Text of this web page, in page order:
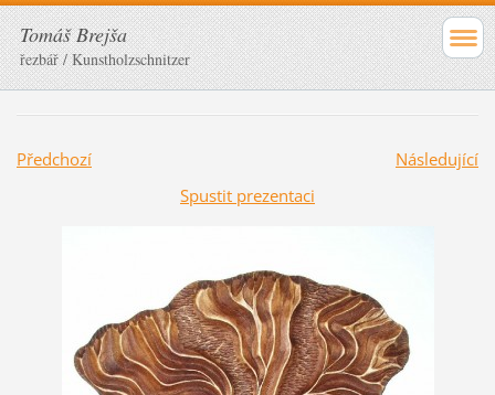
Tomáš Brejša
řezbář / Kunstholzschnitzer
Předchozí
Následující
Spustit prezentaci